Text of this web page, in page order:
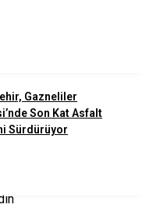
Gazneliler
Son Kat Asfalt
Sürdürüyor